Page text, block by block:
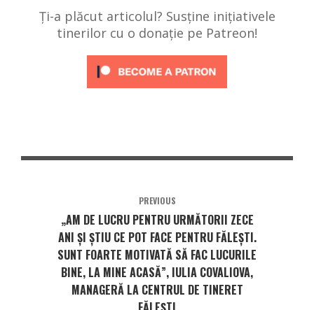
Ți-a plăcut articolul? Susține inițiativele
tinerilor cu o donație pe Patreon!
PREVIOUS
„AM DE LUCRU PENTRU URMĂTORII ZECE
ANI ȘI ȘTIU CE POT FACE PENTRU FĂLEȘTI.
SUNT FOARTE MOTIVATĂ SĂ FAC LUCURILE
BINE, LA MINE ACASĂ”, IULIA COVALIOVA,
MANAGERĂ LA CENTRUL DE TINERET